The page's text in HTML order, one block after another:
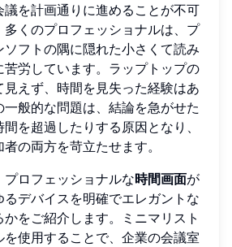
を計画通りに進めることが不可
多くのプロフェッショナルは、プ
ソフトの隅に隠れた小さくて読み
苦労しています。ラップトップの
見えず、時間を見失った経験はあ
一般的な問題は、結論を急がせた
を超過したりする原因となり、
の両方を苛立たせます。
プロフェッショナルな時間画面が
るデバイスを明確でエレガントな
をご紹介します。ミニマリスト
を使用することで、企業の会議室